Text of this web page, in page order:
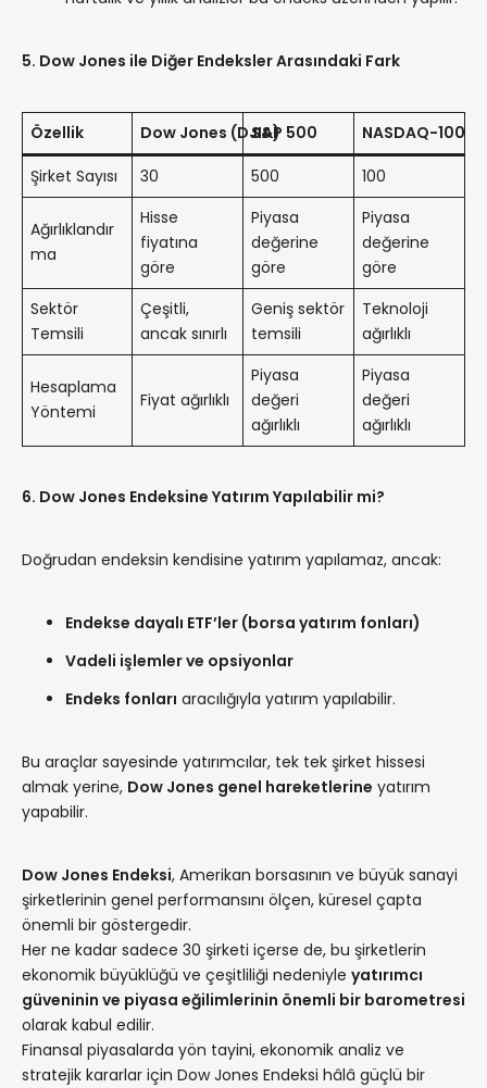
5. Dow Jones ile Diğer Endeksler Arasındaki Fark
Özellik Dow Jones (DJIA)S&P 500
NASDAQ-100
Şirket Sayısı
30 500 100
Ağırlıklandır
ma
Hisse
fiyatına
göre
Piyasa
değerine
göre
Piyasa
değerine
göre
Sektör
Temsili
Çeşitli,
ancak sınırlı
Geniş sektör
temsili
Teknoloji
ağırlıklı
Hesaplama
Yöntemi
Fiyat ağırlıklı
Piyasa
değeri
ağırlıklı
Piyasa
değeri
ağırlıklı
6. Dow Jones Endeksine Yatırım Yapılabilir mi?
Doğrudan endeksin kendisine yatırım yapılamaz, ancak:
Endekse dayalı ETF’ler (borsa yatırım fonları)
Vadeli işlemler ve opsiyonlar
Endeks fonları aracılığıyla yatırım yapılabilir.
Bu araçlar sayesinde yatırımcılar, tek tek şirket hissesi
almak yerine, Dow Jones genel hareketlerine yatırım
yapabilir.
Dow Jones Endeksi, Amerikan borsasının ve büyük sanayi
şirketlerinin genel performansını ölçen, küresel çapta
önemli bir göstergedir.
Her ne kadar sadece 30 şirketi içerse de, bu şirketlerin
ekonomik büyüklüğü ve çeşitliliği nedeniyle yatırımcı
güveninin ve piyasa eğilimlerinin önemli bir barometresi
olarak kabul edilir.
Finansal piyasalarda yön tayini, ekonomik analiz ve
stratejik kararlar için Dow Jones Endeksi hâlâ güçlü bir